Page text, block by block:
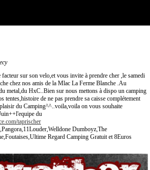
sur son velo,et vous invite à prendre cher ,le samedi
chez nos amis de la Mlac La Ferme Blanche .Au
metal,du HxC..Bien sur nous mettons à dispo un camping
tentes,histoire de ne pas prendre sa caisse complétement
du Camping^^..voila,voila on vous souhaite
du
taprischer
Dumboyz,The
Regard Camping Gratuit et 8Euros